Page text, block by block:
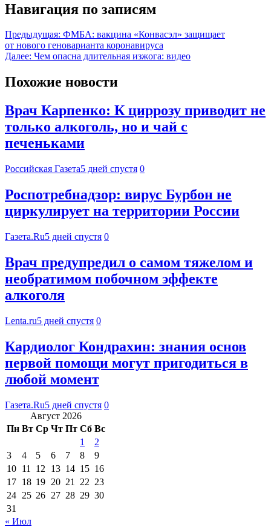
Навигация по записям
Предыдущая: ФМБА: вакцина «Конвасэл» защищает
от нового геноварианта коронавируса
Далее: Чем опасна длительная изжога: видео
Похожие новости
Врач Карпенко: К циррозу приводит не
только алкоголь, но и чай с
печеньками
Российская Газета5 дней спустя 0
Роспотребнадзор: вирус Бурбон не
циркулирует на территории России
Газета.Ru5 дней спустя 0
Врач предупредил о самом тяжелом и
необратимом побочном эффекте
алкоголя
Lenta.ru5 дней спустя 0
Кардиолог Кондрахин: знания основ
первой помощи могут пригодиться в
любой момент
Газета.Ru5 дней спустя 0
Август 2026
Пн Вт Ср Чт Пт Сб Вс
1
2
3
4 5 6 7 8
9
10 11 12 13 14 15 16
17 18 19 20 21 22 23
24 25 26 27 28 29 30
31
« Июл